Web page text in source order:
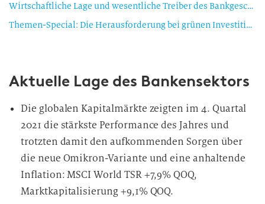
Wirtschaftliche Lage und wesentliche Treiber des Bankgeschäfts
Themen-Special: Die Herausforderung bei grünen Investitionen
Aktuelle Lage des Bankensektors
Die globalen Kapitalmärkte zeigten im 4. Quartal
2021 die stärkste Performance des Jahres und
trotzten damit den aufkommenden Sorgen über
die neue Omikron-Variante und eine anhaltende
Inflation: MSCI World TSR +7,9% QOQ,
Marktkapitalisierung +9,1% QOQ.